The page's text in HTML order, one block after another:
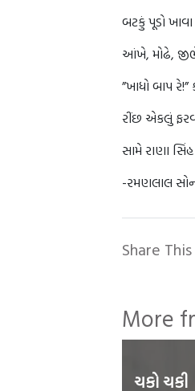
બટકું પૂડો ખાવા
આંખે, મોઢે,
”ખાધો બાપ રે!”
રીંછ એકલું
સામે રાણા
-રમણલાલ
Share This
More
ચકો ચકી